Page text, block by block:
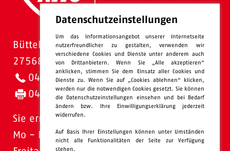
Bütteler Straße 1
27568 Bremerhaven
0471 - 95 47-0
0471 - 95 47-120
Sie erreichen uns:
Mo - Do: 08.00 - 16.00 Uhr
Datenschutzeinstellungen
Um das Informationsangebot unserer Internetseite
nutzerfreundlicher zu gestalten, verwenden wir
verschiedene Cookies und Dienste unter anderem auch
von Drittanbietern. Wenn Sie „Alle akzeptieren“
anklicken, stimmen Sie dem Einsatz aller Cookies und
Dienste zu. Wenn Sie auf „Cookies ablehnen“ klicken,
werden nur die notwendigen Cookies gesetzt. Sie können
die Datenschutzeinstellungen einsehen und bei Bedarf
ändern bzw. Ihre Einwilligungserklärung jederzeit
widerrufen.
Auf Basis Ihrer Einstellungen können unter Umständen
nicht alle Funktionalitäten der Seite zur Verfügung
stehen.